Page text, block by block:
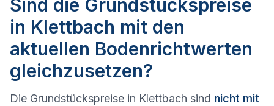
Sind die Grundstückspreise
in Klettbach mit den
aktuellen Bodenrichtwerten
gleichzusetzen?
Die Grundstückspreise in Klettbach sind nicht mit